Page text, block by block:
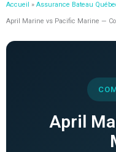
Accueil Assurance Bateau
April Marine vs Pacific Marine —
April